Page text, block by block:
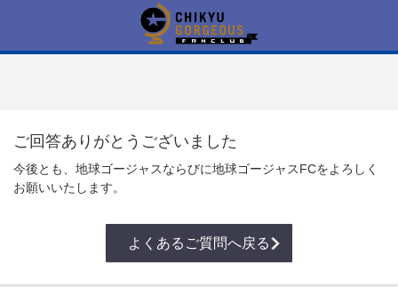
ご回答ありがとうございました
今後とも、地球ゴージャスならびに地球ゴージャスFCをよろしく
お願いいたします。
よくあるご質問へ戻る